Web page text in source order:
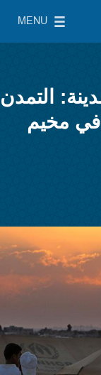
MENU
Main Menu
التمدن
في مخيم